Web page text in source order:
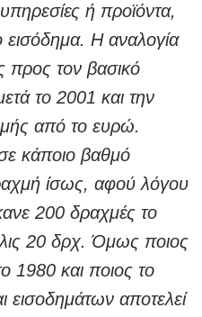
ή προϊόντα,
εισόδημα. Η αναλογία
προς τον βασικό
το 2001 και την
από το ευρώ.
κάποιο βαθμό
ίσως, αφού λόγου
200 δραχμές το
20 δρχ. Όμως ποιος
1980 και ποιος το
αποτελεί